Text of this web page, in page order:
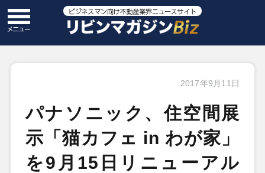
2017年9月11日
パナソニック、住空間展
示「猫カフェ in わが家」
を9月15日リニューアル